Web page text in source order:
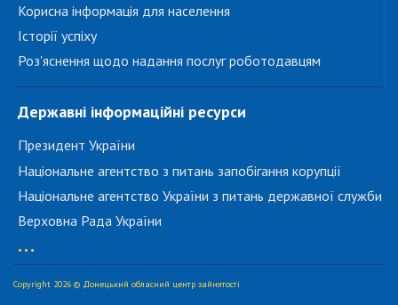
Корисна інформація для населення
Історії успіху
Роз'яснення щодо надання послуг роботодавцям
Державні інформаційні ресурси
Президент України
Національне агентство з питань запобігання корупції
Національне агентство України з питань державної служби
Верховна Рада України
...
Copyright 2026 © Донецький обласний центр зайнятості